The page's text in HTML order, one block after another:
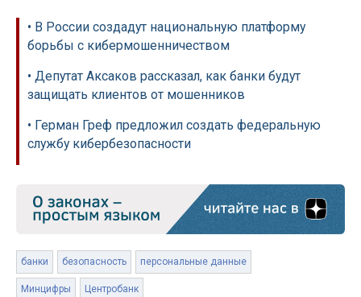
• В России создадут национальную платформу
борьбы с кибермошенничеством
• Депутат Аксаков рассказал, как банки будут
защищать клиентов от мошенников
• Герман Греф предложил создать федеральную
службу кибербезопасности
банки безопасность персональные данные
Минцифры Центробанк